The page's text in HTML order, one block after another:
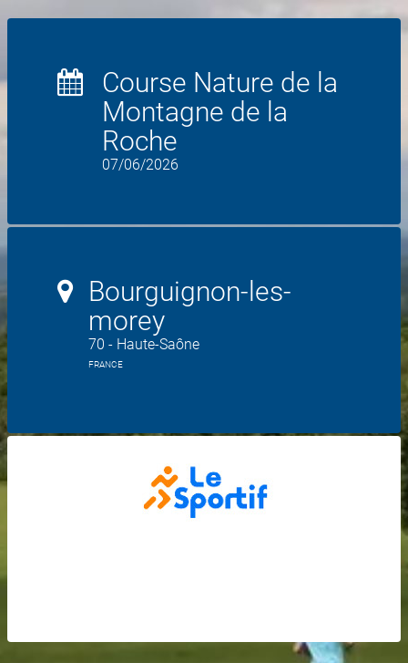
Course Nature de la
Montagne de la
Roche
07/06/2026
Bourguignon-les-
morey
70 - Haute-Saône
FRANCE